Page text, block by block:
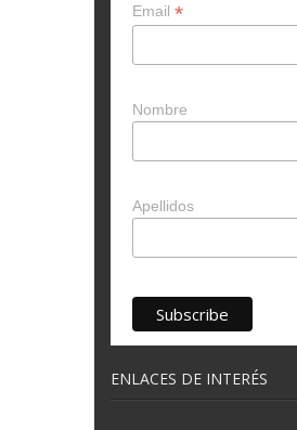
Email *
Nombre
Apellidos
ENLACES DE INTERÉS